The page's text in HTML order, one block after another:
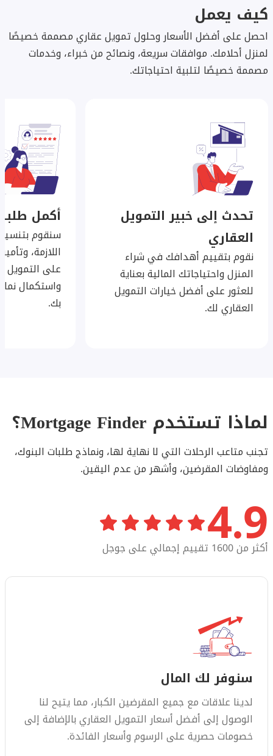
كيف يعمل
احصل على أفضل الأسعار وحلول تمويل عقاري مصممة خصيصًا
لمنزل أحلامك. موافقات سريعة، ونصائح من خبراء، وخدمات
مصممة خصيصًا لتلبية احتياجاتك.
تحدث إلى خبير التمويل
العقاري
نقوم بتقييم أهدافك في شراء
المنزل واحتياجاتك المالية بعناية
للعثور على أفضل خيارات التمويل
العقاري لك.
أكمل
سنقوم
اللازمة،
على التمويل
واستكمال
بك.
لماذا تستخدم Mortgage Finder؟
تجنب متاعب الرحلات التي لا نهاية لها، ونماذج طلبات البنوك،
ومفاوضات المقرضين، وأشهر من عدم اليقين.
4.9
أكثر من 1600 تقييم إجمالي على جوجل
سنوفر لك المال
لدينا علاقات مع جميع المقرضين الكبار، مما يتيح لنا
الوصول إلى أفضل أسعار التمويل العقاري بالإضافة إلى
خصومات حصرية على الرسوم وأسعار الفائدة.